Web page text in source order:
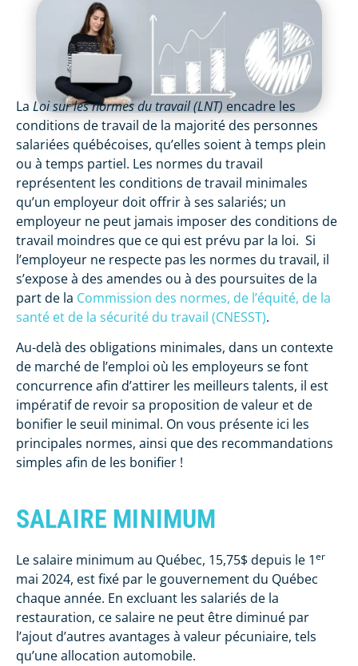
La Loi sur les normes du travail (LNT) encadre les
conditions de travail de la majorité des personnes
salariées québécoises, qu’elles soient à temps plein
ou à temps partiel. Les normes du travail
représentent les conditions de travail minimales
qu’un employeur doit offrir à ses salariés; un
employeur ne peut jamais imposer des conditions de
travail moindres que ce qui est prévu par la loi. Si
l’employeur ne respecte pas les normes du travail, il
s’expose à des amendes ou à des poursuites de la
part de la Commission des normes, de l’équité, de la
santé et de la sécurité du travail (CNESST).
Au-delà des obligations minimales, dans un contexte
de marché de l’emploi où les employeurs se font
concurrence afin d’attirer les meilleurs talents, il est
impératif de revoir sa proposition de valeur et de
bonifier le seuil minimal. On vous présente ici les
principales normes, ainsi que des recommandations
simples afin de les bonifier !
SALAIRE MINIMUM
Le salaire minimum au Québec, 15,75$ depuis le 1er
mai 2024, est fixé par le gouvernement du Québec
chaque année. En excluant les salariés de la
restauration, ce salaire ne peut être diminué par
l’ajout d’autres avantages à valeur pécuniaire, tels
qu’une allocation automobile.